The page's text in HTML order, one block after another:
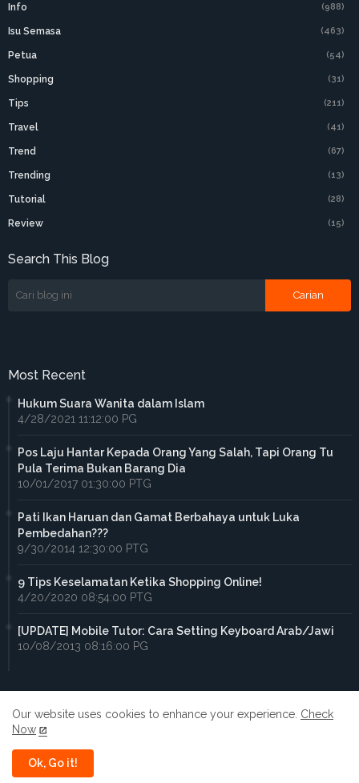
Info (988)
Isu Semasa (463)
Petua (54)
Shopping (31)
Tips (211)
Travel (41)
Trend (67)
Trending (13)
Tutorial (28)
Review (15)
Search This Blog
Most Recent
Hukum Suara Wanita dalam Islam
4/28/2021 11:12:00 PG
Pos Laju Hantar Kepada Orang Yang Salah, Tapi Orang Tu
Pula Terima Bukan Barang Dia
10/01/2017 01:30:00 PTG
Pati Ikan Haruan dan Gamat Berbahaya untuk Luka
Pembedahan???
9/30/2014 12:30:00 PTG
9 Tips Keselamatan Ketika Shopping Online!
4/20/2020 08:54:00 PTG
[UPDATE] Mobile Tutor: Cara Setting Keyboard Arab/Jawi
10/08/2013 08:16:00 PG
Our website uses cookies to enhance your experience. Check
Now
Ok, Go it!